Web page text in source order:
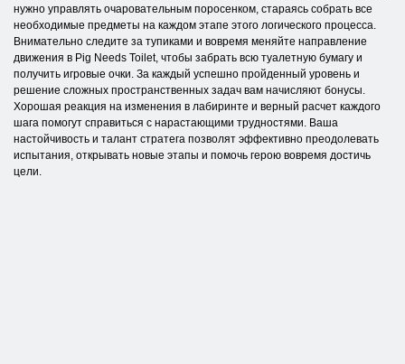
нужно управлять очаровательным поросенком, стараясь собрать все
необходимые предметы на каждом этапе этого логического процесса.
Внимательно следите за тупиками и вовремя меняйте направление
движения в Pig Needs Toilet, чтобы забрать всю туалетную бумагу и
получить игровые очки. За каждый успешно пройденный уровень и
решение сложных пространственных задач вам начисляют бонусы.
Хорошая реакция на изменения в лабиринте и верный расчет каждого
шага помогут справиться с нарастающими трудностями. Ваша
настойчивость и талант стратега позволят эффективно преодолевать
испытания, открывать новые этапы и помочь герою вовремя достичь
цели.